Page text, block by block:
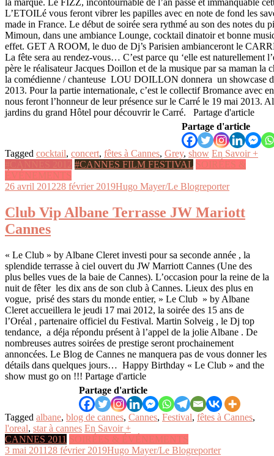
L’ETOILé vous feront vibrer les papilles avec en note de fond les
made in France. Le début de soirée sera rythmé au son des notes du
Mimoun, dans une ambiance Lounge, cocktail dinatoir et bonne
effet. GET A ROOM, le duo de Dj’s Parisien ambianceront le
La fête sera au rendez-vous… C’est parce qu ‘elle est naturellement
père le réalisateur Jacques Doillon et de la musique par sa maman la
la comédienne / chanteuse LOU DOILLON donnera un showcase
2013. Pour la partie internationale, c’est le collectif Bromance avec
nous feront l’honneur de leur présence sur le Carré le 19 mai 2013.
jardins du grand Hôtel pour découvrir le Carré. Partage d'article
Partage d'article
Tagged cocktail, concert, fêtes à Cannes, Grey, show En Savoir +
#CANNES 2012
#CANNES FILM FESTIVAL SOIRÉES &
ÉVÉNEMENTS
26 avril 201228 février 2019Hugo Mayer/Le Blogreporter
Club Vip Albane Terrasse JW Mariott
Cannes
« Le Club » by Albane Cleret investi pour sa seconde année , la
splendide terrasse à ciel ouvert du JW Marriott Cannes (Une des
plus belles vues de la baie de Cannes). L’occasion pour la reine de la
nuit de fêter les dix ans de son club à Cannes. Lieux des plus en
vogue, prisé des stars du monde entier, » Le Club » by Albane
Cleret accueillera le jeudi 17 mai 2012, la soirée des 15 ans de
l’Oréal , partenaire officiel du Festival. Martin Solveig , le Dj top
tendance, a déja répondu présent à l’appel de la jolie Albane . De
nombreuses autres soirées de prestige seront prochainement
annoncées. Le Blog de Cannes ne manquera pas de vous donner les
détails dans quelques jours… Happy Birthday « Le Club » and the
show must go on !!! Partage d'article
Partage d'article
Tagged albane, blog de cannes, Cannes, Festival, fêtes à Cannes,
l'oreal, star à cannes En Savoir +
CANNES 2011 SOIRÉES & ÉVÉNEMENTS
3 mai 2011 28 février 2019Hugo Mayer/Le Blogreporter